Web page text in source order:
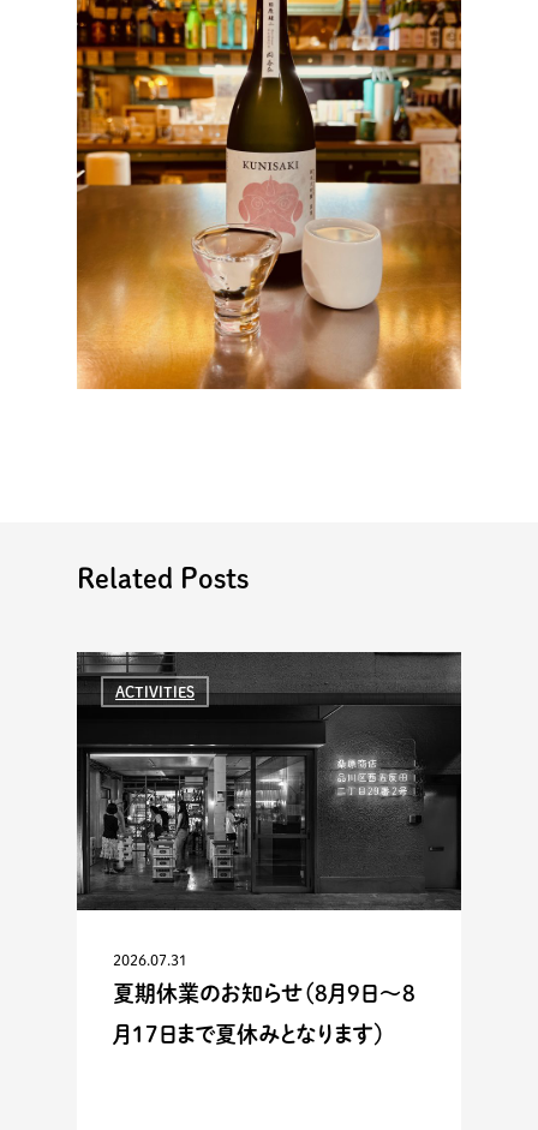
Related Posts
ACTIVITIES
2026.07.31
夏期休業のお知らせ（8月9日〜8
月17日まで夏休みとなります）